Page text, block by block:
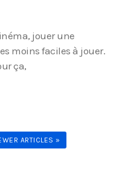
jouer une
moins faciles à jouer.
ça,
ARTICLES »